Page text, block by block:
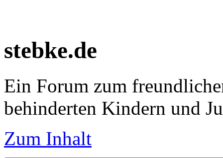
stebke.de
Ein Forum zum
behinderten Kindern und
Zum Inhalt